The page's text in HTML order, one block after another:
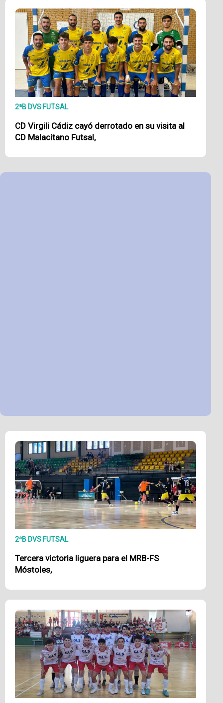
2ªB DVS FUTSAL
CD Virgili Cádiz cayó derrotado en su visita al
CD Malacitano Futsal,
2ªB DVS FUTSAL
Tercera victoria liguera para el MRB-FS
Móstoles,